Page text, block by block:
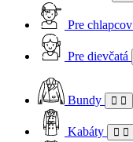
Pre chlapcov
Pre dievčatá
Bundy
Kabáty